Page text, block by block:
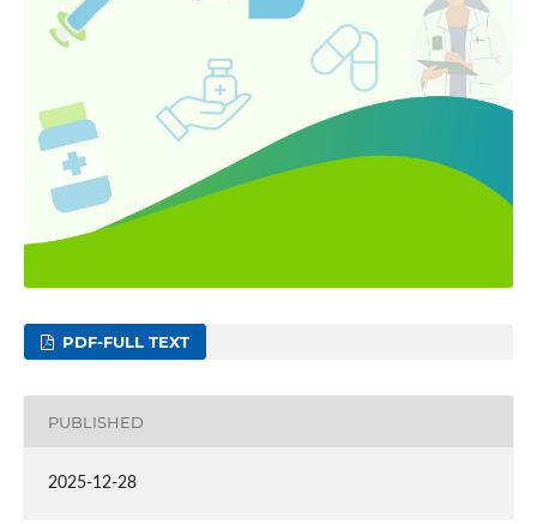
PDF-FULL TEXT
PUBLISHED
2025-12-28